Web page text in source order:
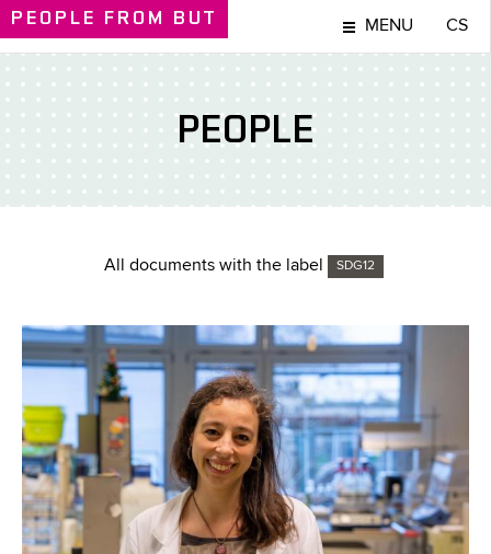
PEOPLE FROM BUT MENU CS
PEOPLE
All documents with the label SDG12